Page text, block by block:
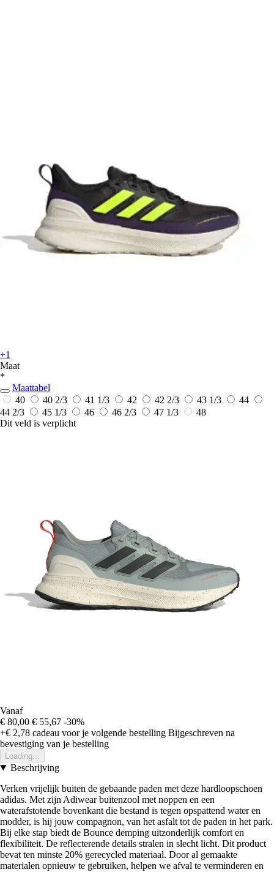
+1
Maat
*
Maattabel
40
40 2/3 41 1/3 42 42 2/3 43 1/3
44
44 2/3
45 1/3 46 46 2/3 47 1/3
48
Dit veld is verplicht
Vanaf
€ 80,00 € 55,67 -30%
+€ 2,78 cadeau voor je volgende bestelling Bijgeschreven na
bevestiging van je bestelling
Loading...
Beschrijving
Verken vrijelijk buiten de gebaande paden met deze hardloopschoen
adidas. Met zijn Adiwear buitenzool met noppen en een
waterafstotende bovenkant die bestand is tegen opspattend water en
modder, is hij jouw compagnon, van het asfalt tot de paden in het park.
Bij elke stap biedt de Bounce demping uitzonderlijk comfort en
flexibiliteit. De reflecterende details stralen in slecht licht. Dit product
bevat ten minste 20% gerecycled materiaal. Door al gemaakte
materialen opnieuw te gebruiken, helpen we afval te verminderen en